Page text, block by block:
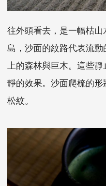
往外頭看去，是一幅枯
島，沙面的紋路代表流
上的森林與巨木。這些
靜的效果。沙面爬梳的
松紋。